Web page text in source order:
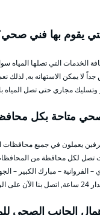
يقوم بها فني
الخدمات التي تصلها المياه
لا يمكن الاستهانه به, لذلك
وتسليك مجاري حتى تصل
متاحة بكل
يعملون في جميع محافظات
تصل لكل محافظة من
الفروانية – مبارك الكبير –
الجانب الصحي